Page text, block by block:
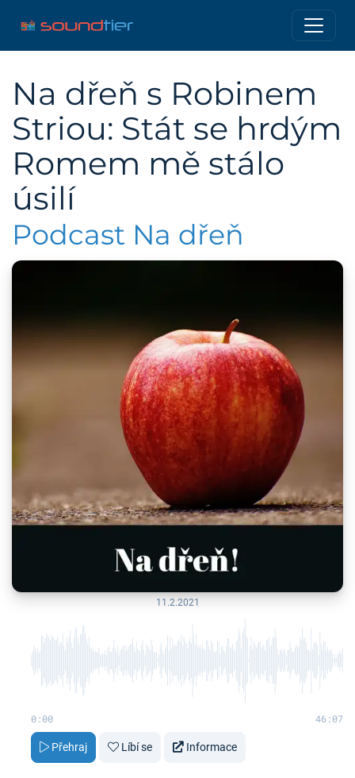
Na dřeň s Robinem
Striou: Stát se hrdým
Romem mě stálo
úsilí
Podcast Na dřeň
11.2.2021
0:00 46:07
Přehraj Líbí se Informace